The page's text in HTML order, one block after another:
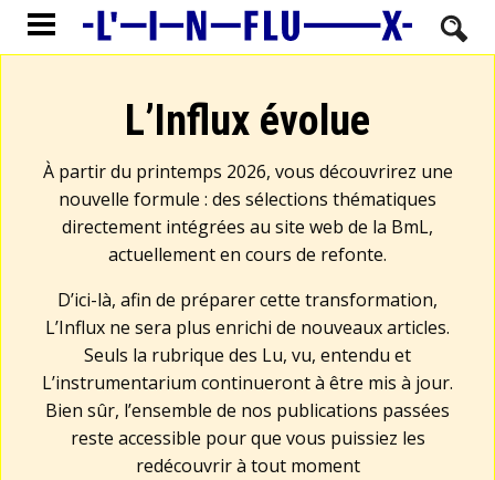
L’Influx évolue
À partir du printemps 2026, vous découvrirez une
nouvelle formule : des sélections thématiques
directement intégrées au site web de la BmL,
actuellement en cours de refonte.
D’ici-là, afin de préparer cette transformation,
L’Influx ne sera plus enrichi de nouveaux articles.
Seuls la rubrique des Lu, vu, entendu et
L’instrumentarium continueront à être mis à jour.
Bien sûr, l’ensemble de nos publications passées
reste accessible pour que vous puissiez les
redécouvrir à tout moment